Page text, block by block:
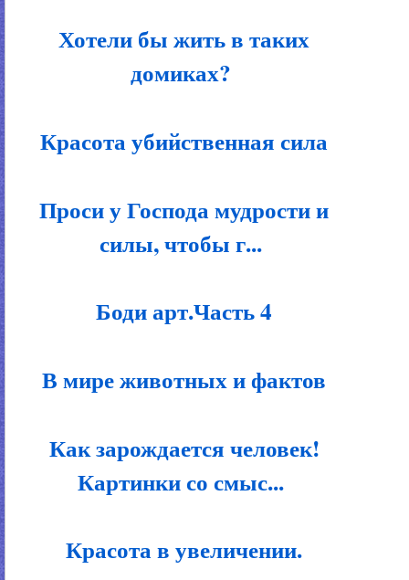
Хотели бы жить в таких
домиках?
Красота убийственная сила
Проси у Господа мудрости и
силы, чтобы г...
Боди арт.Часть 4
В мире животных и фактов
Как зарождается человек!
Картинки со смыс...
Красота в увеличении.